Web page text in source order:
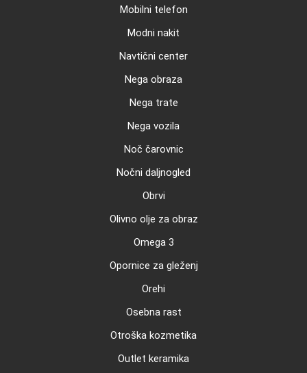
Mobilni telefon
Modni nakit
Navtični center
Nega obraza
Nega trate
Nega vozila
Noč čarovnic
Nočni daljnogled
Obrvi
Olivno olje za obraz
Omega 3
Opornice za gleženj
Orehi
Osebna rast
Otroška kozmetika
Outlet keramika